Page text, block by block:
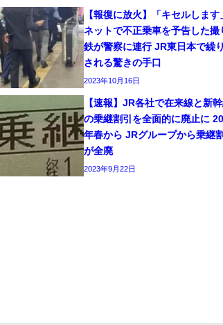
【報復に放火】「キセルします
ネットで不正乗車を予告した撮
鉄が警察に連行 JR東日本で繰
される驚きの手口
2023年10月16日
【速報】JR各社で在来線と新
の乗継割引を全面的に廃止に
年春から JRグループから乗継
が全廃
2023年9月22日